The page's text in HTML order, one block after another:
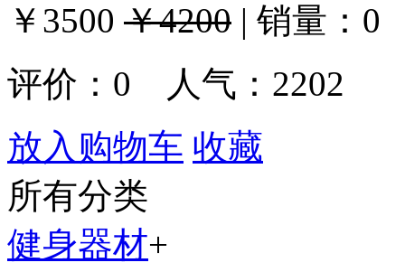
￥3500 ￥4200 | 销量： 0
评价： 0 人气：2202
放入购物车 收藏
所有分类
健身器材+